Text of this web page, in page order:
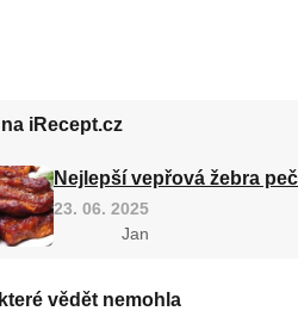
iRecept.cz
Nejlepší vepřová žebra
23. 06. 2025
Jan
vědět nemohla